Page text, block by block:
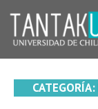
content
CATEGORÍA: